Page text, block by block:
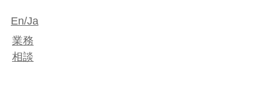
En/Ja
業務
相談